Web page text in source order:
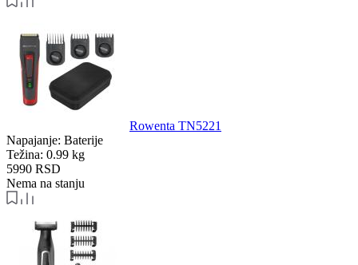
Rowenta TN5221
Napajanje: Baterije
Težina: 0.99 kg
5990 RSD
Nema na stanju